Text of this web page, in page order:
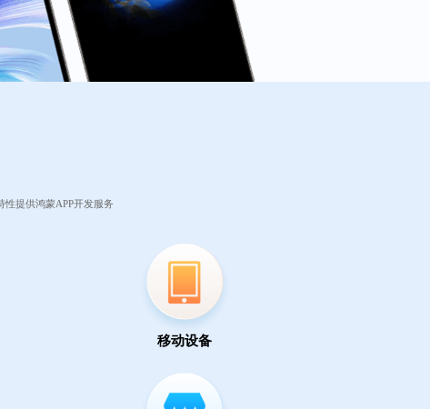
提供鸿蒙APP开发服务
移动设备